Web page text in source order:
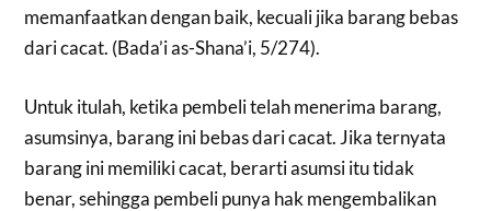
memanfaatkan dengan baik, kecuali jika barang bebas
dari cacat. (Bada’i as-Shana’i, 5/274).
Untuk itulah, ketika pembeli telah menerima barang,
asumsinya, barang ini bebas dari cacat. Jika ternyata
barang ini memiliki cacat, berarti asumsi itu tidak
benar, sehingga pembeli punya hak mengembalikan